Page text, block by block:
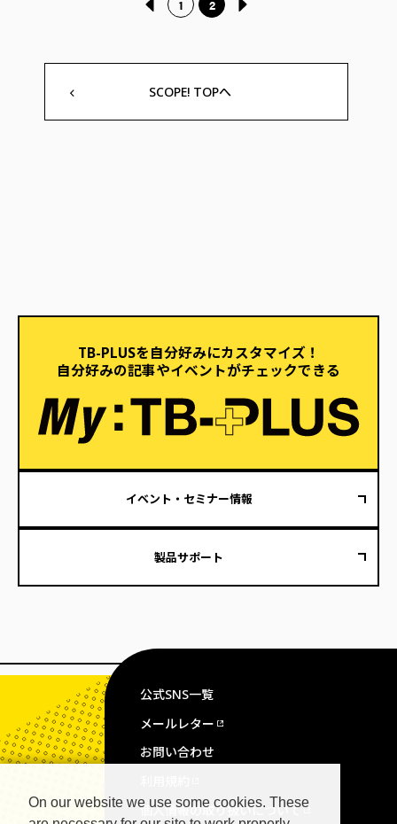
1 2
SCOPE! TOPへ
TB-PLUSを自分好みにカスタマイズ！
自分好みの記事やイベントがチェックできる
イベント・セミナー情報
製品サポート
公式SNS一覧
メールレター
お問い合わせ
個人情報の取り扱いについて
On our website we use some cookies. These